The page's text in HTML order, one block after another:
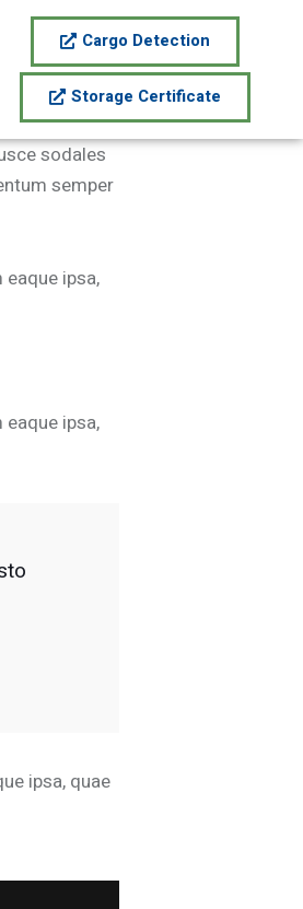
Cargo Detection
Storage Certificate
sodales
semper
ipsa,
ipsa,
ipsa, quae